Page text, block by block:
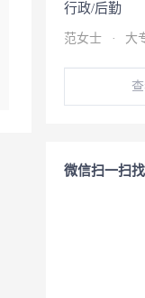
行政/后勤
范女士 · 大
微信扫一扫